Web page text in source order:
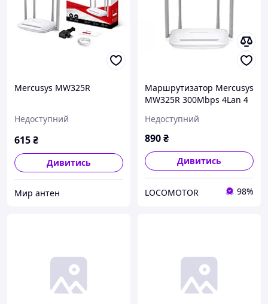
Mercusys MW325R
Недоступний
615₴
Дивитись
Мир антен
Маршрутизатор Mercusys
MW325R 300Mbps 4Lan 4
Недоступний
890₴
Дивитись
LOCOMOTOR 98%